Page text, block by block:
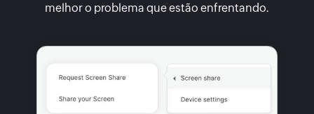
melhor o problema que estão enfrentando.